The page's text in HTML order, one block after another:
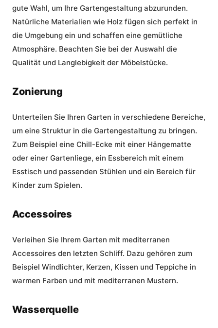
gute Wahl, um Ihre Gartengestaltung abzurunden.
Natürliche Materialien wie Holz fügen sich perfekt in
die Umgebung ein und schaffen eine gemütliche
Atmosphäre. Beachten Sie bei der Auswahl die
Qualität und Langlebigkeit der Möbelstücke.
Zonierung
Unterteilen Sie Ihren Garten in verschiedene Bereiche,
um eine Struktur in die Gartengestaltung zu bringen.
Zum Beispiel eine Chill-Ecke mit einer Hängematte
oder einer Gartenliege, ein Essbereich mit einem
Esstisch und passenden Stühlen und ein Bereich für
Kinder zum Spielen.
Accessoires
Verleihen Sie Ihrem Garten mit mediterranen
Accessoires den letzten Schliff. Dazu gehören zum
Beispiel Windlichter, Kerzen, Kissen und Teppiche in
warmen Farben und mit mediterranen Mustern.
Wasserquelle